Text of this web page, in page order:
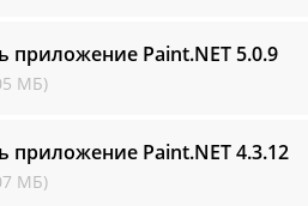
приложение Paint.NET 5.0.9
МБ)
приложение Paint.NET4.3.12
МБ)